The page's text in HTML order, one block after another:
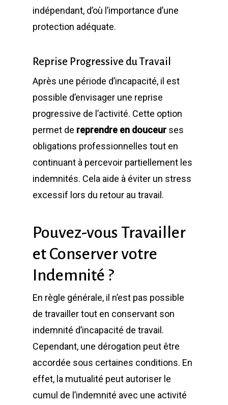
indépendant, d’où l’importance d’une
protection adéquate.
Reprise Progressive du Travail
Après une période d’incapacité, il est
possible d’envisager une reprise
progressive de l’activité. Cette option
permet de reprendre en douceur ses
obligations professionnelles tout en
continuant à percevoir partiellement les
indemnités. Cela aide à éviter un stress
excessif lors du retour au travail.
Pouvez-vous Travailler
et Conserver votre
Indemnité ?
En règle générale, il n’est pas possible
de travailler tout en conservant son
indemnité d’incapacité de travail.
Cependant, une dérogation peut être
accordée sous certaines conditions. En
effet, la mutualité peut autoriser le
cumul de l’indemnité avec une activité